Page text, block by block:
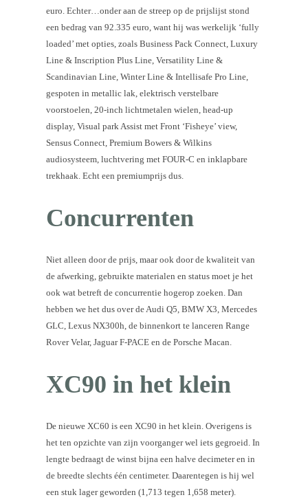
euro. Echter…onder aan de streep op de prijslijst stond
een bedrag van 92.335 euro, want hij was werkelijk ‘fully
loaded’ met opties, zoals Business Pack Connect, Luxury
Line & Inscription Plus Line, Versatility Line &
Scandinavian Line, Winter Line & Intellisafe Pro Line,
gespoten in metallic lak, elektrisch verstelbare
voorstoelen, 20-inch lichtmetalen wielen, head-up
display, Visual park Assist met Front ‘Fisheye’ view,
Sensus Connect, Premium Bowers & Wilkins
audiosysteem, luchtvering met FOUR-C en inklapbare
trekhaak. Echt een premiumprijs dus.
Concurrenten
Niet alleen door de prijs, maar ook door de kwaliteit van
de afwerking, gebruikte materialen en status moet je het
ook wat betreft de concurrentie hogerop zoeken. Dan
hebben we het dus over de Audi Q5, BMW X3, Mercedes
GLC, Lexus NX300h, de binnenkort te lanceren Range
Rover Velar, Jaguar F-PACE en de Porsche Macan.
XC90 in het klein
De nieuwe XC60 is een XC90 in het klein. Overigens is
het ten opzichte van zijn voorganger wel iets gegroeid. In
lengte bedraagt de winst bijna een halve decimeter en in
de breedte slechts één centimeter. Daarentegen is hij wel
een stuk lager geworden (1,713 tegen 1,658 meter).